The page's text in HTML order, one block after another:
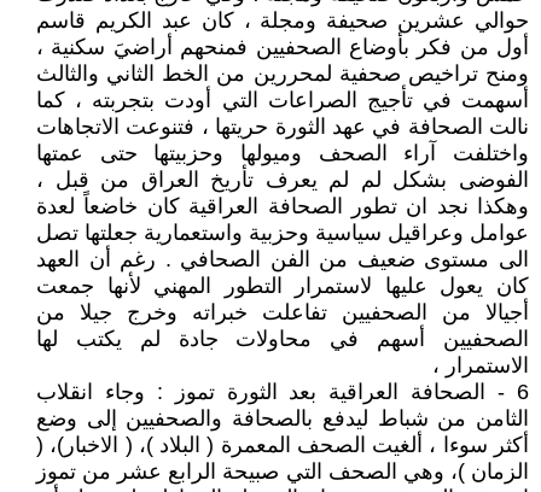
حوالي عشرين صحيفة ومجلة ، كان عبد الكريم قاسم
أول من فكر بأوضاع الصحفيين فمنحهم أراضيَ سكنية ،
ومنح تراخيص صحفية لمحررين من الخط الثاني والثالث
أسهمت في تأجيج الصراعات التي أودت بتجربته ، كما
نالت الصحافة في عهد الثورة حريتها ، فتنوعت الاتجاهات
واختلفت آراء الصحف وميولها وحزبيتها حتى عمتها
الفوضى بشكل لم لم يعرف تأريخ العراق من قبل ،
وهكذا نجد ان تطور الصحافة العراقية كان خاضعاً لعدة
عوامل وعراقيل سياسية وحزبية واستعمارية جعلتها تصل
الى مستوى ضعيف من الفن الصحافي . رغم أن العهد
كان يعول عليها لاستمرار التطور المهني لأنها جمعت
أجيالا من الصحفيين تفاعلت خبراته وخرج جيلا من
الصحفيين أسهم في محاولات جادة لم يكتب لها
الاستمرار ،
6 - الصحافة العراقية بعد الثورة تموز : وجاء انقلاب
الثامن من شباط ليدفع بالصحافة والصحفيين إلى وضع
أكثر سوءا ، ألغيت الصحف المعمرة ( البلاد )، ( الاخبار)، (
الزمان )، وهي الصحف التي صبيحة الرابع عشر من تموز